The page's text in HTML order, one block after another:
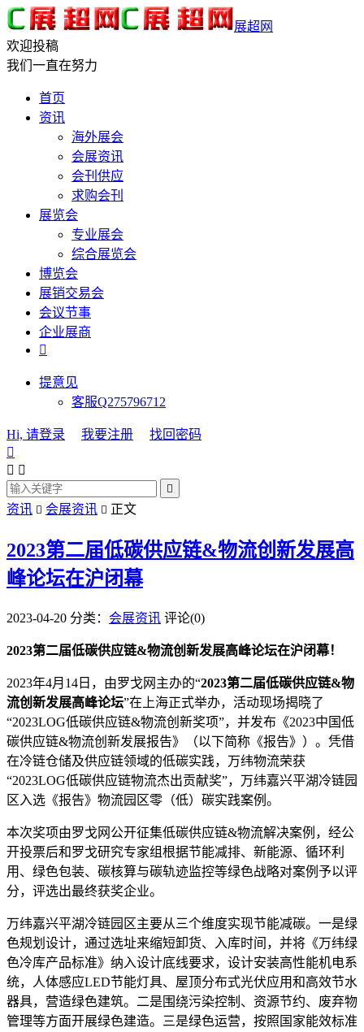
展超网
欢迎投稿
我们一直在努力
首页
资讯
海外展会
会展资讯
会刊供应
求购会刊
展览会
专业展会
综合展览会
博览会
展销交易会
会议节事
企业展商

提意见
客服Q275796712
Hi, 请登录 我要注册
找回密码

 

资讯  会展资讯  正文
2023第二届低碳供应链&物流创新发展高
峰论坛在沪闭幕
2023-04-20 分类： 会展资讯 评论(0)
2023第二届低碳供应链&物流创新发展高峰论坛在沪闭幕！
2023年4月14日，由罗戈网主办的“2023第二届低碳供应链&物
流创新发展高峰论坛”在上海正式举办，活动现场揭晓了
“2023LOG低碳供应链&物流创新奖项”，并发布《2023中国低
碳供应链&物流创新发展报告》（以下简称《报告》）。凭借
在冷链仓储及供应链领域的低碳实践，万纬物流荣获
“2023LOG低碳供应链物流杰出贡献奖”，万纬嘉兴平湖冷链园
区入选《报告》物流园区零（低）碳实践案例。
本次奖项由罗戈网公开征集低碳供应链&物流解决案例，经公
开投票后和罗戈研究专家组根据节能减排、新能源、循环利
用、绿色包装、碳核算与碳轨迹监控等绿色战略对案例予以评
分，评选出最终获奖企业。
万纬嘉兴平湖冷链园区主要从三个维度实现节能减碳。一是绿
色规划设计，通过选址来缩短卸货、入库时间，并将《万纬绿
色冷库产品标准》纳入设计底线要求，设计安装高性能机电系
统，人体感应LED节能灯具、屋顶分布式光伏应用和高效节水
器具，营造绿色建筑。二是围绕污染控制、资源节约、废弃物
管理等方面开展绿色建造。三是绿色运营，按照国家能效标准